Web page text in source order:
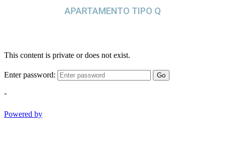
APARTAMENTO TIPO Q